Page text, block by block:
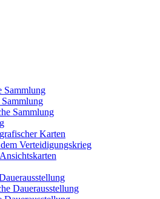
Sammlung
Sammlung
Karten
Verteidigungskrieg
Dauerausstellung